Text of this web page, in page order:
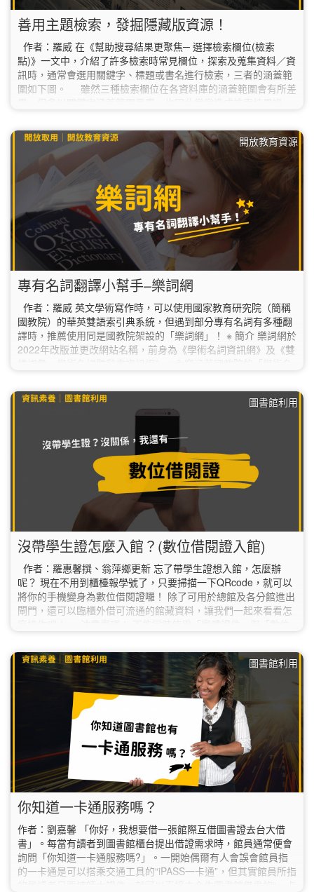
善用主題檢索，發掘隱藏版資源！
作者：羅威 在《幫助搜尋結果更聚焦─ 選擇檢索欄位(檢索
點)》一文中，介紹了許多檢索時常見欄位，探索及蒐集資料／資
訊時，通常會選用關鍵字、標題或書名進行檢索，三者的涵蓋範
圍如下圖。 雖然三種檢索欄位在各資料庫的涵蓋範圍會有所差
開放教育資源
專有名詞翻譯小幫手–樂詞網
作者：羅威 英文學術寫作時，可以使用國家教育研究院（簡稱
國教院）的華英雙語索引典系統，但遇到部分專有名詞有多種翻
譯時，推薦使用同是國教院架設的「樂詞網」！ ※ 簡介 樂詞網於
2022年改版並更改網站名稱，前身為《學術名詞資訊網》及《雙
超過200萬則名詞可供查詢，且每年皆會進行新增及修訂。…
圖書館利用
沒帶學生證怎麼入館？(數位借閱證入館)
作者：羅惠馨撰、翁萍鄉更新 忘了帶學生證想入館，怎麼辦
呢？ 現在不用到櫃檯報學號了，只要掃描一下QRcode，就可以
將你的手機變身為數位借閱證囉！ 除了可用於總館及各分館進出
閘門，還可以臨櫃外借可流通的館藏資料，讓我們一起來看看怎
翻拍或截圖使用，違者依本館讀者違規處理辦法處理，如有權益
損失，概由本人負責。 參考資料 國立臺灣師範大學圖書館.
(2023). 數位借閱證.…
圖書館利用
你知道一卡通服務嗎？
作者：劉嘉馨 「你好，我想要借一張館際互借圖書證去台大借
書」。每當有讀者到圖書館櫃台提出借證需求時，館員通常便會
詢問「你知道一卡通服務嗎?」。一開始偶爾有人會誤會館員指
的一卡通是可以搭乘交通工具的“iPASS一卡通”，但其實館員所指